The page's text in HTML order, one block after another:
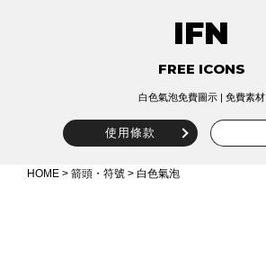
IFN
FREE ICONS
白色氣泡免費圖示 | 免費素材
使用條款
HOME > 箭頭・符號 > 白色氣泡